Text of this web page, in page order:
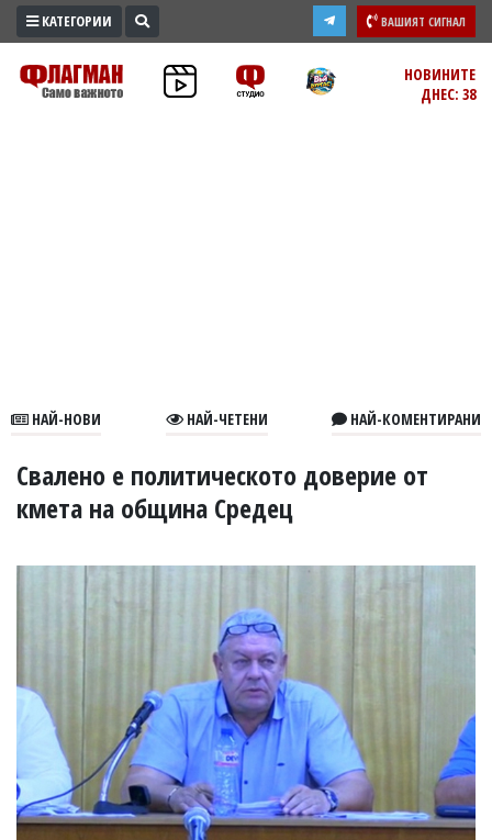
ПРОМО
ЗОНА
В
УКРАЙНА
РАЗСЛЕДВАНЕ
Управители:
Веселин
Василев,
v.vasilev@flagman.bg
Катя
Касабова,
еmail:k.kassabova@flagman.bg
КАТЕГОРИИ ВАШИЯТ СИГНАЛ
НОВИНИТЕ
ДНЕС: 38
НАЙ-НОВИ НАЙ-ЧЕТЕНИ НАЙ-КОМЕНТИРАНИ
Свалено е политическото доверие от
кмета на община Средец